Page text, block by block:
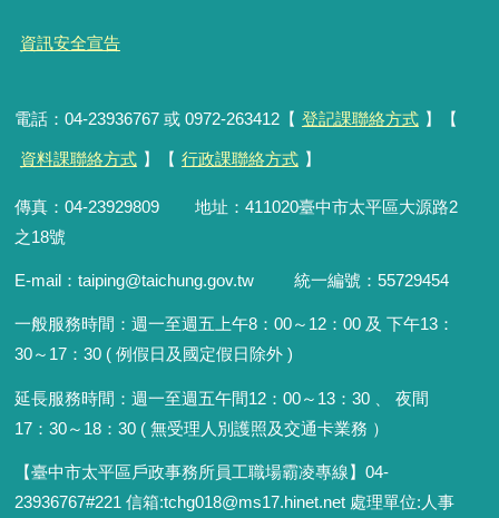
資訊安全宣告
電話：04-23936767 或 0972-263412【 登記課聯絡方式 】【
資料課聯絡方式 】【 行政課聯絡方式 】
傳真：04-23929809 地址：411020臺中市太平區大源路2
之18號
E-mail：taiping@taichung.gov.tw 統一編號：55729454
一般服務時間： 週一至週五上午8：00～12：00 及 下午13：
30～17：30 ( 例假日及國定假日除外 )
延長服務時間：週一至週五午間12：00～ 13：30 、 夜間
17：30～ 18：30 ( 無受理人別護照及交通卡業務 ）
【臺中市太平區戶政事務所員工職場霸凌專線】04-
23936767#221 信箱:tchg018@ms17.hinet.net 處理單位:人事